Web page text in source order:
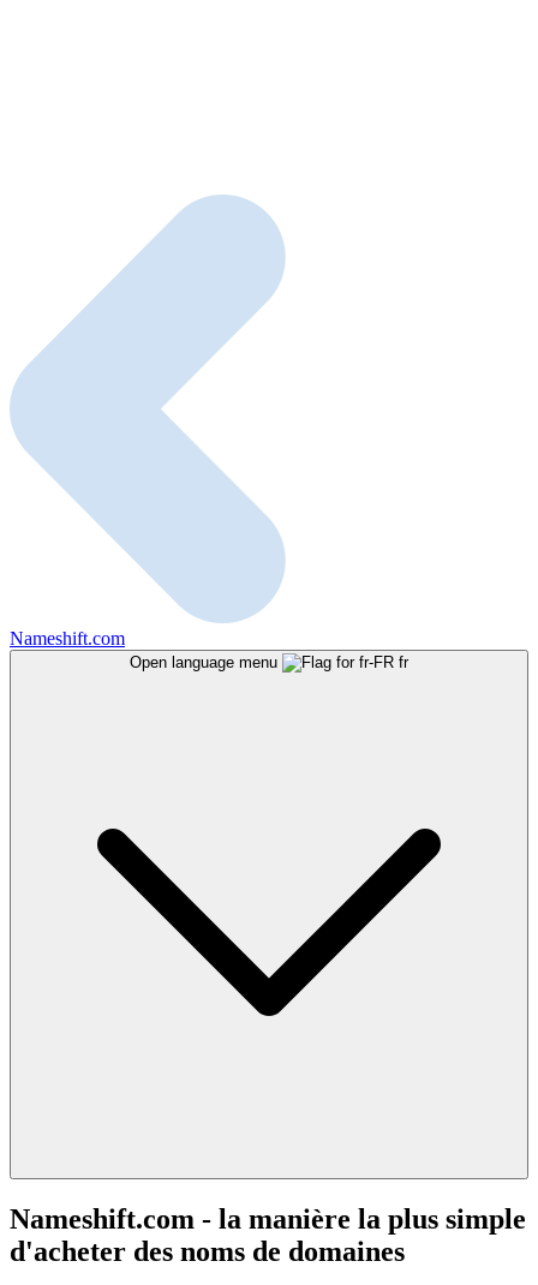
Nameshift.com
Open language menu fr
Nameshift.com - la manière la plus simple
d'acheter des noms de domaines